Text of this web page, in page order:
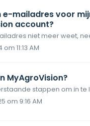
e-mailadres voor
account?
om 11:13 AM
MyAgroVision?
om 9:16 AM